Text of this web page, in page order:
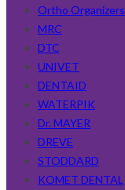
Ortho Organizers
MRC
DTC
UNIVET
DENTAID
WATERPIK
Dr. MAYER
DREVE
STODDARD
KOMET DENTAL